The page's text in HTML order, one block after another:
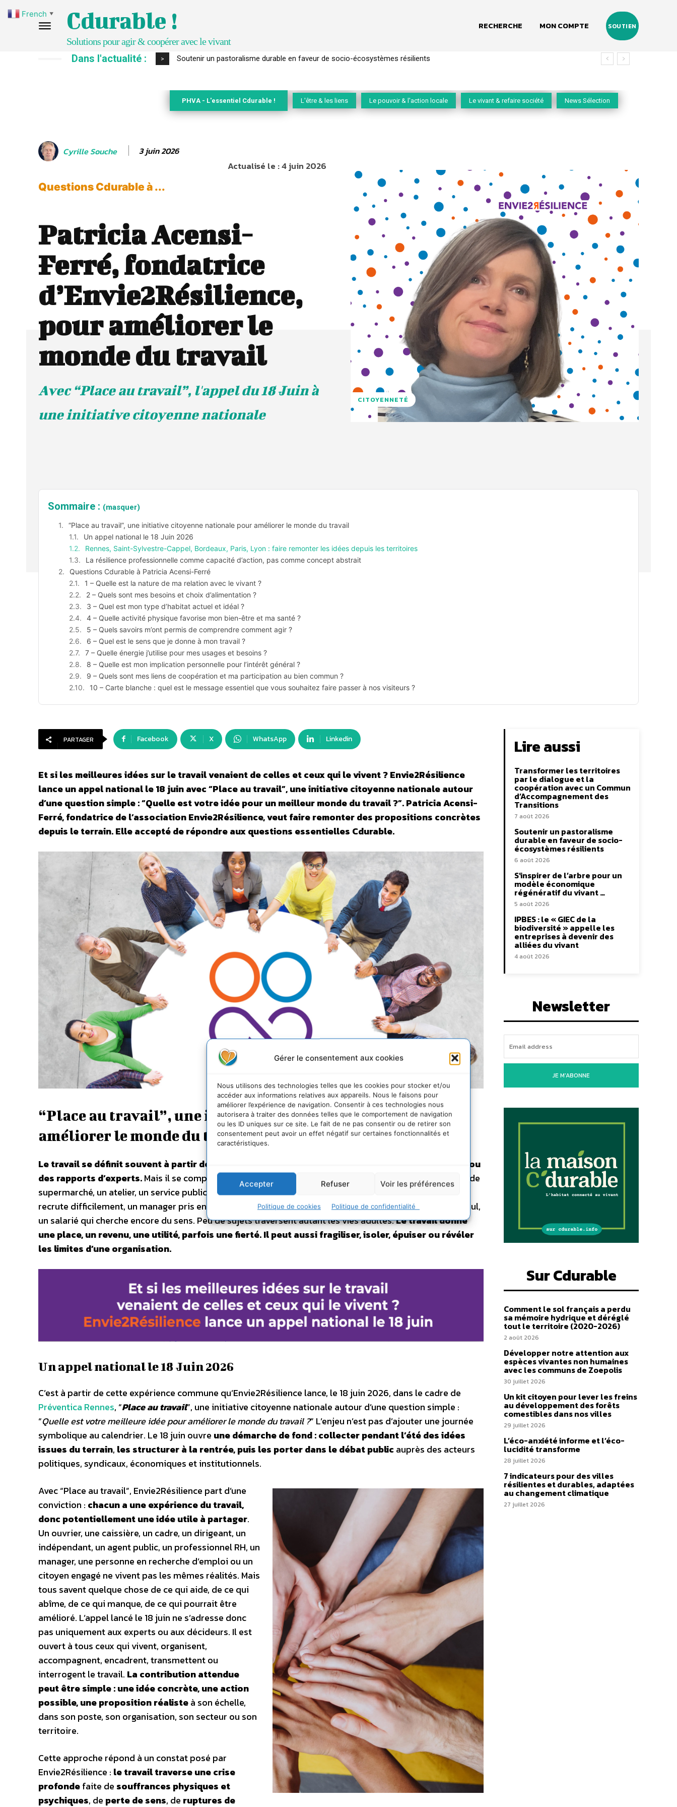
Gérer le consentement aux cookies
Nous utilisons des technologies telles que les cookies pour stocker et/ou
accéder aux informations relatives aux appareils. Nous le faisons pour
améliorer l’expérience de navigation. Consentir à ces technologies nous
autorisera à traiter des données telles que le comportement de navigation
ou les ID uniques sur ce site. Le fait de ne pas consentir ou de retirer son
consentement peut avoir un effet négatif sur certaines fonctionnalités et
caractéristiques.
Accepter Refuser Voir les préférences
Politique de cookies Politique de confidentialité
Cdurable !
Solutions pour agir & coopérer avec le vivant
RECHERCHE MON COMPTE SOUTIEN
Dans l'actualité : > S’inspirer de l’arbre pour un modèle économique régénératif du vivant …
PHVA - L'essentiel Cdurable ! L'être & les liens Le pouvoir & l'action locale Le vivant & refaire société News Sélection
Cyrille Souche 3 juin 2026
Actualisé le :4 juin 2026
Questions Cdurable à ...
Patricia Acensi-
Ferré, fondatrice
d’Envie2Résilience,
pour améliorer le
monde du travail
Avec “Place au travail”, l'appel du 18 Juin à
une initiative citoyenne nationale
CITOYENNETÉ
Sommaire : (masquer)
“Place au travail”, une initiative citoyenne nationale pour améliorer le monde du travail
Un appel national le 18 Juin 2026
Rennes, Saint-Sylvestre-Cappel, Bordeaux, Paris, Lyon : faire remonter les idées depuis les territoires
La résilience professionnelle comme capacité d’action, pas comme concept abstrait
Questions Cdurable à Patricia Acensi-Ferré
1 – Quelle est la nature de ma relation avec le vivant ?
2 – Quels sont mes besoins et choix d’alimentation ?
3 – Quel est mon type d’habitat actuel et idéal ?
4 – Quelle activité physique favorise mon bien-être et ma santé ?
5 – Quels savoirs m’ont permis de comprendre comment agir ?
6 – Quel est le sens que je donne à mon travail ?
7 – Quelle énergie j’utilise pour mes usages et besoins ?
8 – Quelle est mon implication personnelle pour l’intérêt général ?
9 – Quels sont mes liens de coopération et ma participation au bien commun ?
10 – Carte blanche : quel est le message essentiel que vous souhaitez faire passer à nos visiteurs ?
PARTAGER Facebook X WhatsApp Linkedin
Et si les meilleures idées sur le travail venaient de celles et ceux qui le vivent ? Envie2Résilience
lance un appel national le 18 juin avec “Place au travail”, une initiative citoyenne nationale autour
d’une question simple : “Quelle est votre idée pour un meilleur monde du travail ?”. Patricia Acensi-
Ferré, fondatrice de l’association Envie2Résilience, veut faire remonter des propositions concrètes
depuis le terrain. Elle accepté de répondre aux questions essentielles Cdurable.
“Place au travail”, une initiative citoyenne nationale pour
améliorer le monde du travail
Le travail se définit souvent à partir des réformes, des indicateurs RH, des négociations sociales ou
des rapports d’experts.Mais il se comprend aussi dans des lieux beaucoup plus ordinaires : une caisse de
supermarché, un atelier, un service public en tension, une équipe qui tient malgré la fatigue, une PME qui
recrute difficilement, un manager pris entre objectifs et réalités humaines, un indépendant qui avance seul,
un salarié qui cherche encore du sens. Peu de sujets traversent autant les vies adultes.Le travail donne
une place, un revenu, une utilité, parfois une fierté.Il peut aussi fragiliser, isoler, épuiser ou révéler
les limites d’une organisation.
Un appel national le 18 Juin 2026
C’est à partir de cette expérience commune qu’Envie2Résilience lance, le 18 juin 2026, dans le cadre de
Préventica Rennes, “Place au travail”, une initiative citoyenne nationale autour d’une question simple :
“Quelle est votre meilleure idée pour améliorer le monde du travail ?” L’enjeu n’est pas d’ajouter une journée
symbolique au calendrier. Le 18 juin ouvre une démarche de fond : collecter pendant l’été des idées
issues du terrain, les structurer à la rentrée, puis les porter dans le débat public auprès des acteurs
politiques, syndicaux, économiques et institutionnels.
Avec “Place au travail”, Envie2Résilience part d’une
conviction : chacun a une expérience du travail,
donc potentiellement une idée utile à partager.
Un ouvrier, une caissière, un cadre, un dirigeant, un
indépendant, un agent public, un professionnel RH, un
manager, une personne en recherche d’emploi ou un
citoyen engagé ne vivent pas les mêmes réalités. Mais
tous savent quelque chose de ce qui aide, de ce qui
abîme, de ce qui manque, de ce qui pourrait être
amélioré. L’appel lancé le 18 juin ne s’adresse donc
pas uniquement aux experts ou aux décideurs. Il est
ouvert à tous ceux qui vivent, organisent,
accompagnent, encadrent, transmettent ou
interrogent le travail. La contribution attendue
peut être simple : une idée concrète, une action
possible, une proposition réalisteà son échelle,
dans son poste, son organisation, son secteur ou son
territoire.
Cette approche répond à un constat posé par
Envie2Résilience : le travail traverse une crise
profondefaite de souffrances physiques et
psychiques, de perte de sens, de ruptures de
Lire aussi
Transformer les territoires
par le dialogue et la
coopération avec un Commun
d’Accompagnement des
Transitions
7 août 2026
Soutenir un pastoralisme
durable en faveur de socio-
écosystèmes résilients
6 août 2026
S’inspirer de l’arbre pour un
modèle économique
régénératif du vivant …
5 août 2026
IPBES : le « GIEC de la
biodiversité » appelle les
entreprises à devenir des
alliées du vivant
4 août 2026
Newsletter
JE M'ABONNE
Sur Cdurable
Comment le sol français a perdu
sa mémoire hydrique et déréglé
tout le territoire (2020-2026)
2 août 2026
Développer notre attention aux
espèces vivantes non humaines
avec les communs de Zoepolis
30 juillet 2026
Un kit citoyen pour lever les freins
au développement des forêts
comestibles dans nos villes
29 juillet 2026
L’éco-anxiété informe et l’éco-
lucidité transforme
28 juillet 2026
7 indicateurs pour des villes
résilientes et durables, adaptées
au changement climatique
27 juillet 2026
French ▼